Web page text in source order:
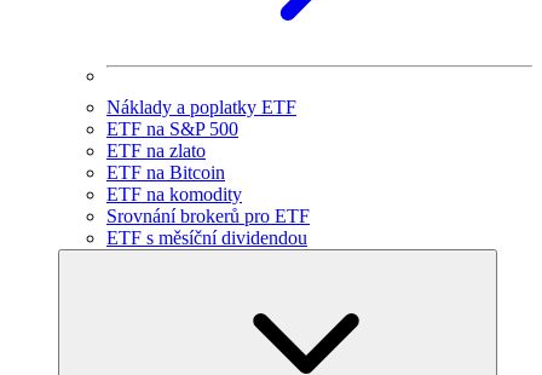
Náklady a poplatky ETF
ETF na S&P 500
ETF na zlato
ETF na Bitcoin
ETF na komodity
Srovnání brokerů pro ETF
ETF s měsíční dividendou